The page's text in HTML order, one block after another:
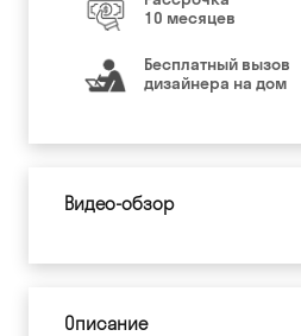
10 месяцев
Бесплатный вызов
дизайнера на дом
Видео-обзор
Описание